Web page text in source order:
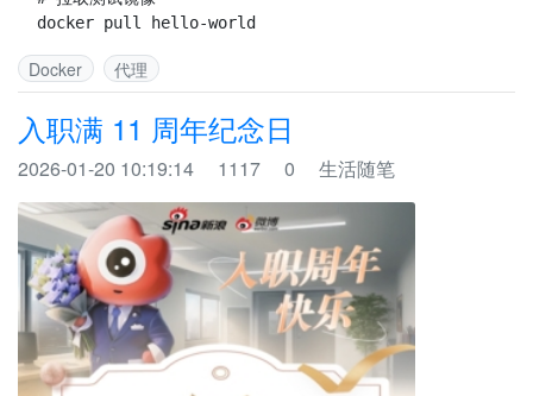
Docker 代理
入职满 11 周年纪念日
2026-01-20 10:19:14 1117 0 生活随笔